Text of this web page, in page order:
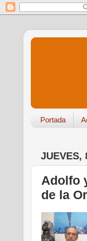
Portada
JUEVES,
Adolfo
de la